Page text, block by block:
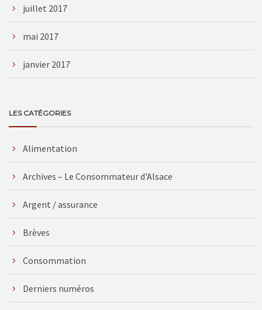
juillet 2017
mai 2017
janvier 2017
LES CATÉGORIES
Alimentation
Archives – Le Consommateur d'Alsace
Argent / assurance
Brèves
Consommation
Derniers numéros